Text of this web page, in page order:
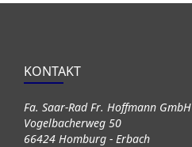
KONTAKT
Fa. Saar-Rad Fr. Hoffmann GmbH
Vogelbacherweg 50
66424 Homburg - Erbach